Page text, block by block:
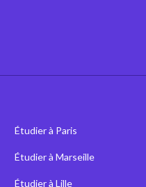
Étudier à Paris
Étudier à Marseille
Étudier à Lille